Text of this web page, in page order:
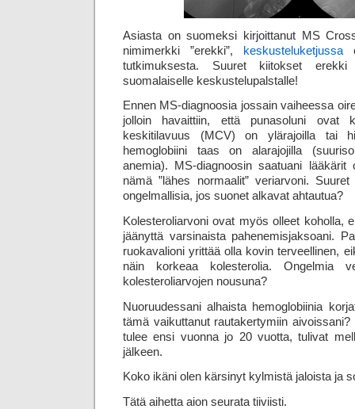
Asiasta on suomeksi kirjoittanut MS
nimimerkki ”erekki”,
keskusteluketjussa
tutkimuksesta. Suuret kiitokset
suomalaiselle keskustelupalstalle!
Ennen MS-diagnoosia jossain vaiheessa
jolloin havaittiin, että punasoluni ovat
keskitilavuus (MCV) on ylärajoilla tai
hemoglobiini taas on alarajojilla
anemia). MS-diagnoosin saatuani lääkärit
nämä ”lähes normaalit” veriarvoni.
ongelmallisia, jos suonet alkavat ahtautua?
Kolesteroliarvoni ovat myös olleet koholla,
jäänyttä varsinaista pahenemisjaksoani.
ruokavalioni yrittää olla kovin terveellinen,
näin korkeaa kolesterolia. Ongelmia
kolesteroliarvojen nousuna?
Nuoruudessani alhaista hemoglobiinia
tämä vaikuttanut rautakertymiin
tulee ensi vuonna jo 20 vuotta, tulivat
jälkeen.
Koko ikäni olen kärsinyt kylmistä jaloista ja
Tätä aihetta aion seurata tiiviisti.